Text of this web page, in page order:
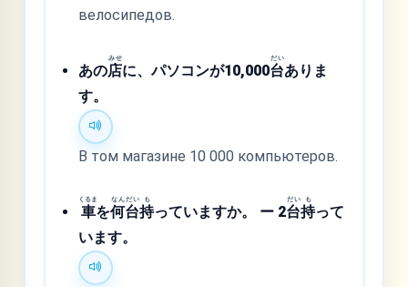
велосипедов.
あの店
みせ
に、パソコンが10,000台
だい
ありま
す。
В том магазине 10 000 компьютеров.
車
くるま
を何
なん
台
だい
持
も
っていますか。 ー 2台
だい
持
も
って
います。